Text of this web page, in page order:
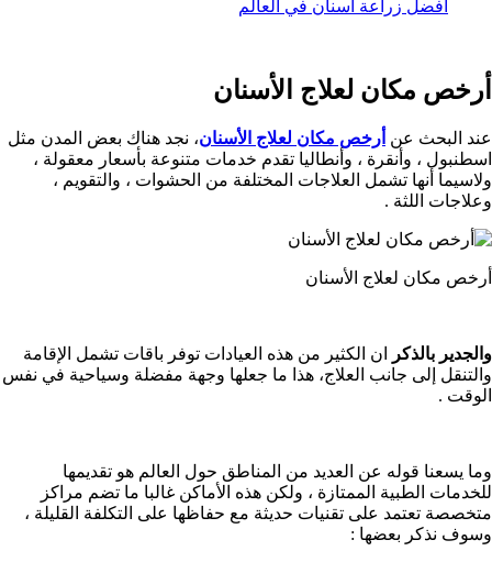
أفضل زراعة أسنان في العالم
أرخص مكان لعلاج الأسنان
عند البحث عن أرخص مكان لعلاج الأسنان، نجد هناك بعض المدن مثل
اسطنبول ، وأنقرة ، وأنطاليا تقدم خدمات متنوعة بأسعار معقولة ،
ولاسيما أنها تشمل العلاجات المختلفة من الحشوات ، والتقويم ،
وعلاجات اللثة .
أرخص مكان لعلاج الأسنان
والجدير بالذكر
ان الكثير من هذه العيادات توفر باقات تشمل الإقامة
والتنقل إلى جانب العلاج، هذا ما جعلها وجهة مفضلة وسياحية في نفس
الوقت .
وما يسعنا قوله عن العديد من المناطق حول العالم هو تقديمها
للخدمات الطبية الممتازة ، ولكن هذه الأماكن غالبا ما تضم مراكز
متخصصة تعتمد على تقنيات حديثة مع حفاظها على التكلفة القليلة ،
وسوف نذكر بعضها :